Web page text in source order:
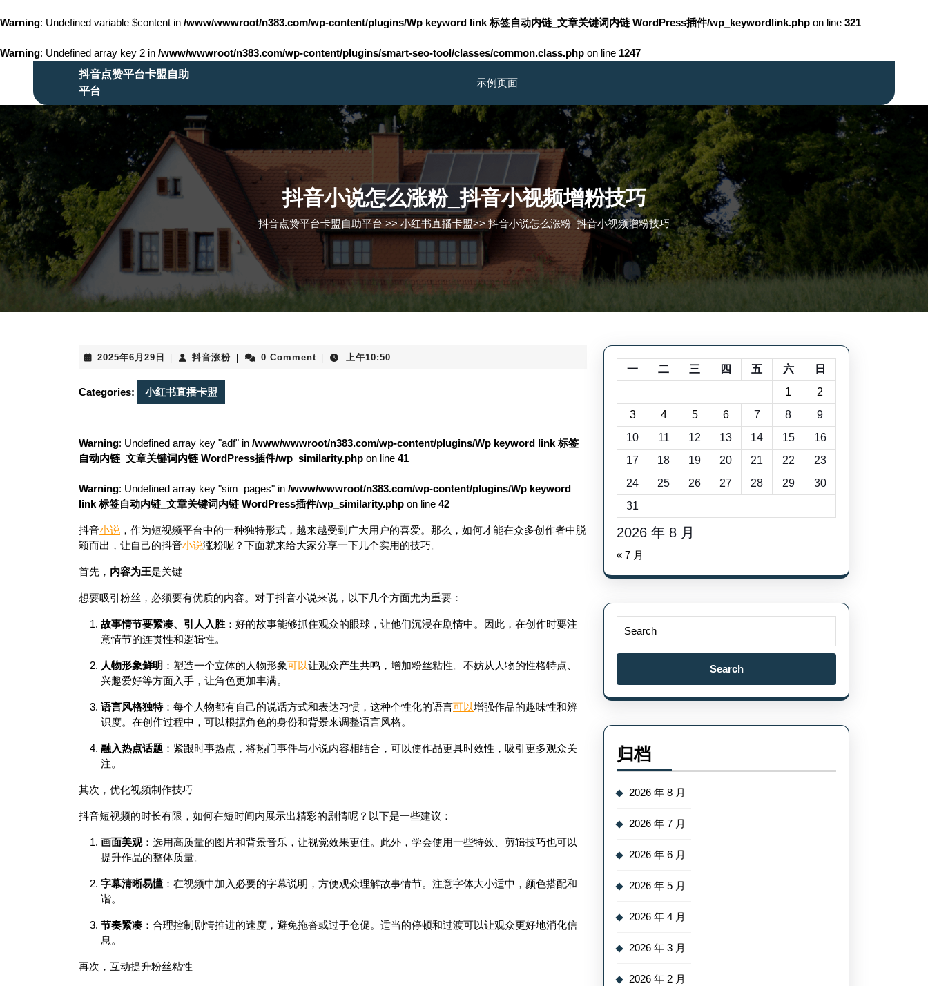
Warning: Undefined variable $content in /www/wwwroot/n383.com/wp-content/plugins/Wp keyword link 标签自动内链_文章关键词内链 WordPress插件/wp_keywordlink.php on line 321
Warning: Undefined array key 2 in /www/wwwroot/n383.com/wp-content/plugins/smart-seo-tool/classes/common.class.php on line 1247
抖音点赞平台卡盟自助
平台
示例页面
抖音小说怎么涨粉_抖音小视频增粉技巧
抖音点赞平台卡盟自助平台>>小红书直播卡盟>>抖音小说怎么涨粉_抖音小视频增粉技巧
2025年6月29日
2025
6
月
抖音涨粉 抖
0 Comment 上午10:50
Categories: 小红书直播卡盟
Warning: Undefined array key "adf" in /www/wwwroot/n383.com/wp-content/plugins/Wp keyword link 标签
自动内链_文章关键词内链 WordPress插件/wp_similarity.php on line 41
Warning: Undefined array key "sim_pages" in /www/wwwroot/n383.com/wp-content/plugins/Wp keyword
link 标签自动内链_文章关键词内链 WordPress插件/wp_similarity.php on line 42
抖音小说 ，作为短视频平台中的一种独特形式，越来越受到广大用户的喜爱。那么，如何才能在众多创作者中脱
颖而出，让自己的抖音小说涨粉呢？下面就来给大家分享一下几个实用的技巧。
首先， 内容为王是关键
想要吸引粉丝，必须要有优质的内容。对于抖音小说来说，以下几个方面尤为重要：
故事情节要紧凑、引人入胜 ：好的故事能够抓住观众的眼球，让他们沉浸在剧情中。因此，在创作时要注
意情节的连贯性和逻辑性。
人物形象鲜明 ：塑造一个立体的人物形象可以让观众产生共鸣，增加粉丝粘性。不妨从人物的性格特点、
兴趣爱好等方面入手，让角色更加丰满。
语言风格独特：每个人物都有自己的说话方式和表达习惯，这种个性化的语言可以增强作品的趣味性和辨
识度。在创作过程中，可以根据角色的身份和背景来调整语言风格。
融入热点话题 ：紧跟时事热点，将热门事件与小说内容相结合，可以使作品更具时效性，吸引更多观众关
注。
其次，优化视频制作技巧
抖音短视频的时长有限，如何在短时间内展示出精彩的剧情呢？以下是一些建议：
画面美观：选用高质量的图片和背景音乐，让视觉效果更佳。此外，学会使用一些特效、剪辑技巧也可以
提升作品的整体质量。
字幕清晰易懂 ：在视频中加入必要的字幕说明，方便观众理解故事情节。注意字体大小适中，颜色搭配和
谐。
节奏紧凑 ：合理控制剧情推进的速度，避免拖沓或过于仓促。适当的停顿和过渡可以让观众更好地消化信
息。
再次，互动提升粉丝粘性
2026 年 8 月
一 二 三 四 五 六
日
1
2
3
4 5 6 7 8
9
10
11 12 13 14 15
16
17
18 19 20 21 22
23
24
25 26 27 28 29
30
31
« 7 月
Search
归档
2026 年 8 月
2026 年 7 月
2026 年 6 月
2026 年 5 月
2026 年 4 月
2026 年 3 月
2026 年 2 月